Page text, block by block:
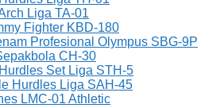
Liga TA-01
Fighter KBD-180
Profesional Olympus SBG-9P
CH-30
Set Liga STH-5
Hurdles Liga SAH-45
LMC-01 Athletic